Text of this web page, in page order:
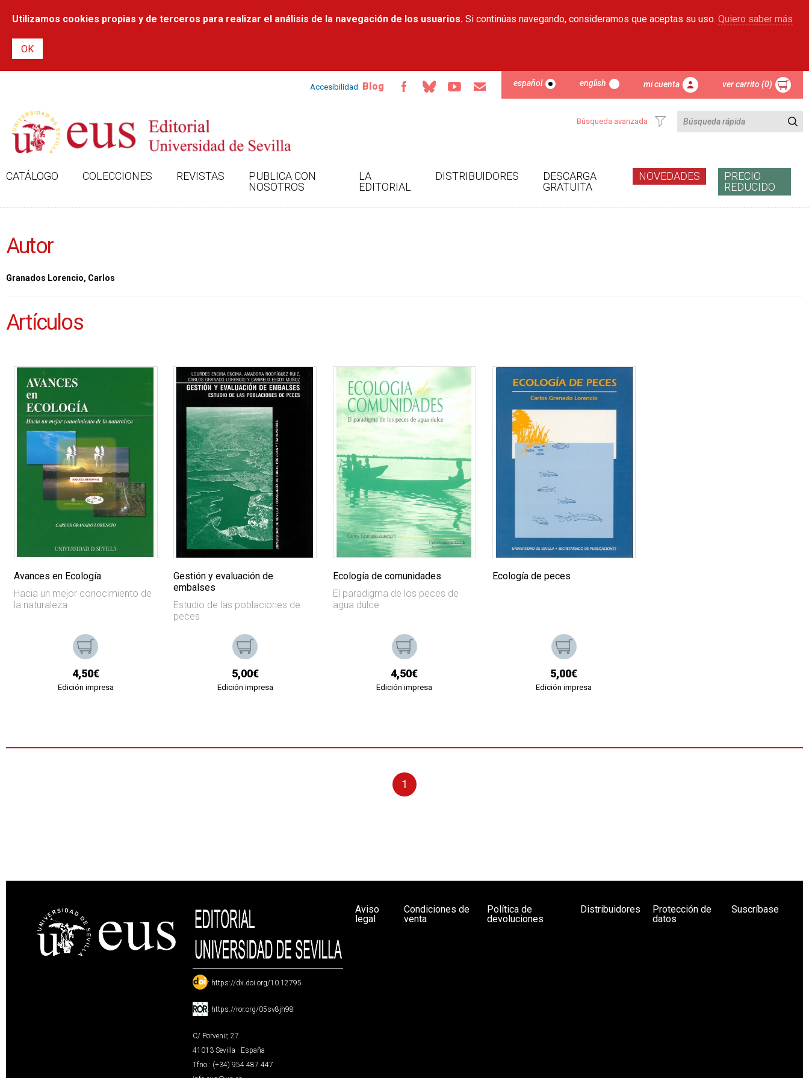
contenido
Utilizamos cookies propias y de terceros para realizar el análisis de la navegación de los usuarios. Si continúas navegando, consideramos que aceptas su uso. Quiero saber más
Accesibilidad Blog español english mi cuenta ver carrito (0)
Búsqueda avanzada
CATÁLOGO COLECCIONES REVISTAS
PUBLICA CON
NOSOTROS
LA
EDITORIAL
DISTRIBUIDORES
DESCARGA
GRATUITA
NOVEDADES
PRECIO
REDUCIDO
Autor
Granados Lorencio, Carlos
Artículos
Avances en Ecología
Hacia un mejor conocimiento de
la naturaleza
4,50€
Edición impresa
Gestión y evaluación de
embalses
Estudio de las poblaciones de
peces
5,00€
Edición impresa
Ecología de comunidades
El paradigma de los peces de
agua dulce
4,50€
Edición impresa
Ecología de peces
5,00€
Edición impresa
1
: https://dx.doi.org/10.12795
: https://ror.org/05sv8jh98
C/ Porvenir, 27
41013 Sevilla · España
Tfno.: (+34) 954 487 447
Aviso
legal
Condiciones de
venta
Política de
devoluciones
Distribuidores
Protección de
datos
Suscríbase